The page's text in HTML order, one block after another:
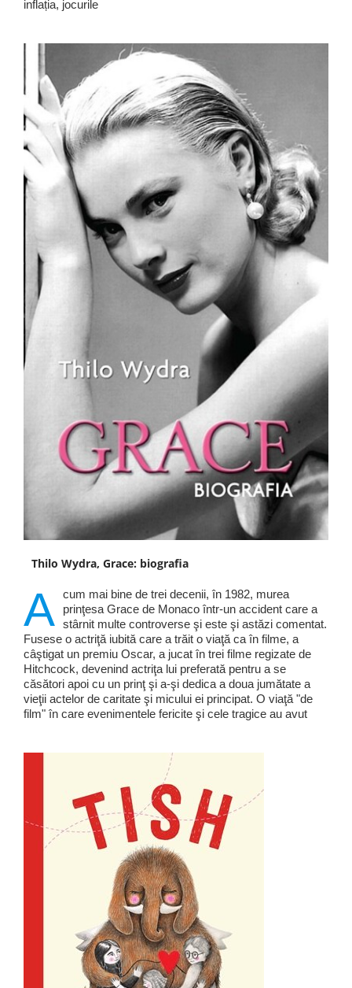
inflația, jocurile
Thilo Wydra, Grace: biografia
A cum mai bine de trei decenii, în 1982, murea
prinţesa Grace de Monaco într-un accident care a
stârnit multe controverse şi este şi astăzi comentat.
Fusese o actriţă iubită care a trăit o viaţă ca în filme, a
câştigat un premiu Oscar, a jucat în trei filme regizate de
Hitchcock, devenind actriţa lui preferată pentru a se
căsători apoi cu un prinţ şi a-şi dedica a doua jumătate a
vieţii actelor de caritate şi micului ei principat. O viaţă "de
film" în care evenimentele fericite şi cele tragice au avut